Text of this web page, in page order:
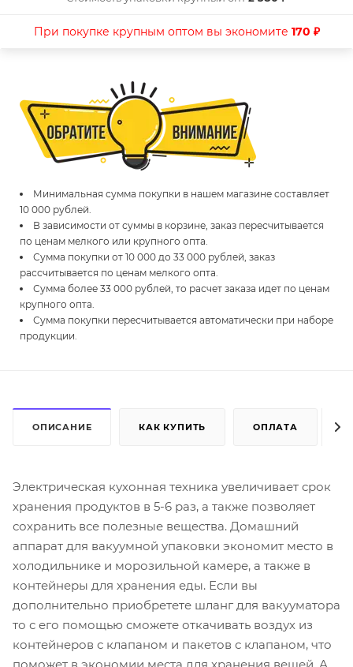
При покупке крупным оптом вы экономите 170 ₽
Минимальная сумма покупки в нашем магазине составляет
10 000 рублей.
В зависимости от суммы в корзине, заказ пересчитывается
по ценам мелкого или крупного опта.
Сумма покупки от 10 000 до 33 000 рублей, заказ
рассчитывается по ценам мелкого опта.
Сумма более 33 000 рублей, то расчет заказа идет по ценам
крупного опта.
Сумма покупки пересчитывается автоматически при наборе
продукции.
ОПИСАНИЕ КАК КУПИТЬ ОПЛАТА
Электрическая кухонная техника увеличивает срок
хранения продуктов в 5-6 раз, а также позволяет
сохранить все полезные вещества. Домашний
аппарат для вакуумной упаковки экономит место в
холодильнике и морозильной камере, а также в
контейнеры для хранения еды. Если вы
дополнительно приобретете шланг для вакууматора
то с его помощью сможете откачивать воздух из
контейнеров с клапаном и пакетов с клапаном, что